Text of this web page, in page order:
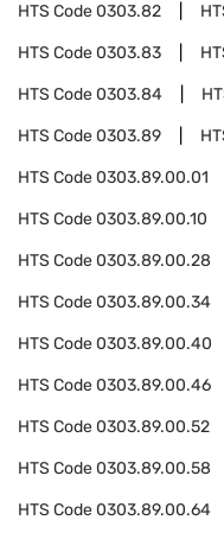
HTS Code0303.82
HTS Code0303.83
HTS Code0303.84
HTS Code0303.89
HTS Code0303.89.00.01
HTS Code0303.89.00.10
HTS Code0303.89.00.28
HTS Code0303.89.00.34
HTS Code0303.89.00.40
HTS Code0303.89.00.46
HTS Code0303.89.00.52
HTS Code0303.89.00.58
HTS Code0303.89.00.64